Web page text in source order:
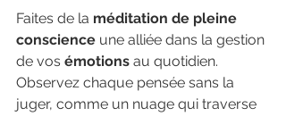
Faites de la méditation de pleine
conscience une alliée dans la gestion
de vos émotions au quotidien.
Observez chaque pensée sans la
juger, comme un nuage qui traverse